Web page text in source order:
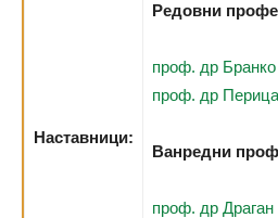
Наставници:
Редовни
проф. др
проф. др
Ванредни
проф. др